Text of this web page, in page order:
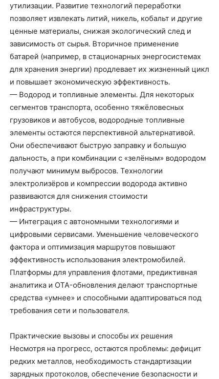
утилизации. Развитие технологий переработки
позволяет извлекать литий, никель, кобальт и другие
ценные материалы, снижая экологический след и
зависимость от сырья. Вторичное применение
батарей (например, в стационарных энергосистемах
для хранения энергии) продлевает их жизненный цикл
и повышает экономическую эффективность.
— Водород и топливные элементы. Для некоторых
сегментов транспорта, особенно тяжёловесных
грузовиков и автобусов, водородные топливные
элементы остаются перспективной альтернативой.
Они обеспечивают быструю заправку и большую
дальность, а при комбинации с «зелёным» водородом
получают минимум выбросов. Технологии
электролизёров и компрессии водорода активно
развиваются для снижения стоимости
инфраструктуры.
— Интеграция с автономными технологиями и
цифровыми сервисами. Уменьшение человеческого
фактора и оптимизация маршрутов повышают
эффективность использования электромобилей.
Платформы для управления флотами, предиктивная
аналитика и OTA-обновления делают транспортные
средства «умнее» и способными адаптироваться под
требования сети и пользователя.
Практические вызовы и способы их решения
Несмотря на прогресс, остаются проблемы: дефицит
редких металлов, необходимость стандартизации
зарядных протоколов, обеспечение безопасности и